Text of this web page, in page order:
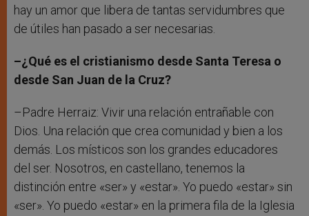
hay un amor que libera de tantas servidumbres que
de útiles han pasado a ser necesarias.
–¿Qué es el cristianismo desde Santa Teresa o
desde San Juan de la Cruz?
–Padre Herraiz: Vivir una relación entrañable con
Dios. Una relación que crea comunidad y bien a los
demás. Los místicos son los grandes educadores
del ser. Nosotros, en castellano, tenemos la
distinción entre «ser» y «estar». Yo puedo «estar» sin
«ser». Yo puedo «estar» en la primera fila de la Iglesia